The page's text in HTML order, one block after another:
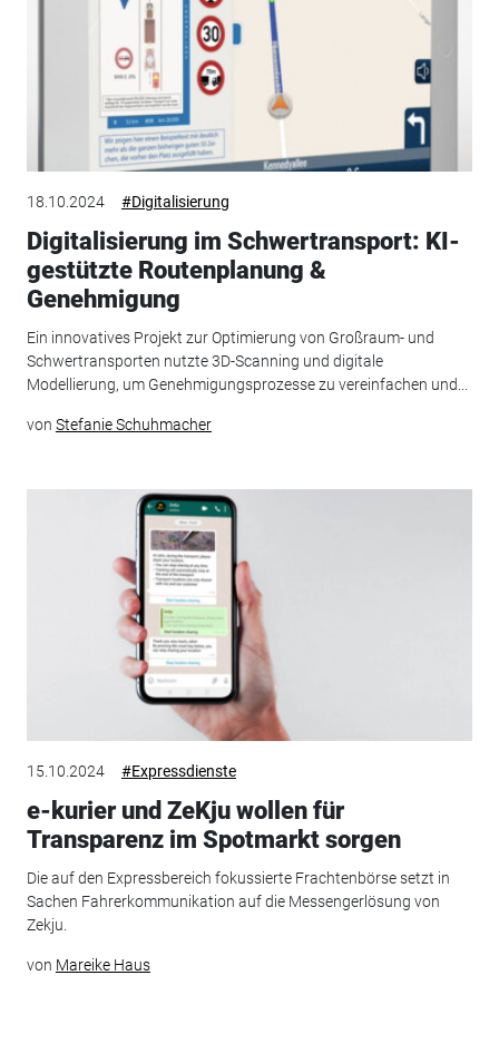
18.10.2024 #Digitalisierung
Digitalisierung im Schwertransport: KI-
gestützte Routenplanung &
Genehmigung
Ein innovatives Projekt zur Optimierung von Großraum- und
Schwertransporten nutzte 3D-Scanning und digitale
Modellierung, um Genehmigungsprozesse zu vereinfachen und...
von Stefanie Schuhmacher
15.10.2024 #Expressdienste
e-kurier und ZeKju wollen für
Transparenz im Spotmarkt sorgen
Die auf den Expressbereich fokussierte Frachtenbörse setzt in
Sachen Fahrerkommunikation auf die Messengerlösung von
Zekju.
von Mareike Haus